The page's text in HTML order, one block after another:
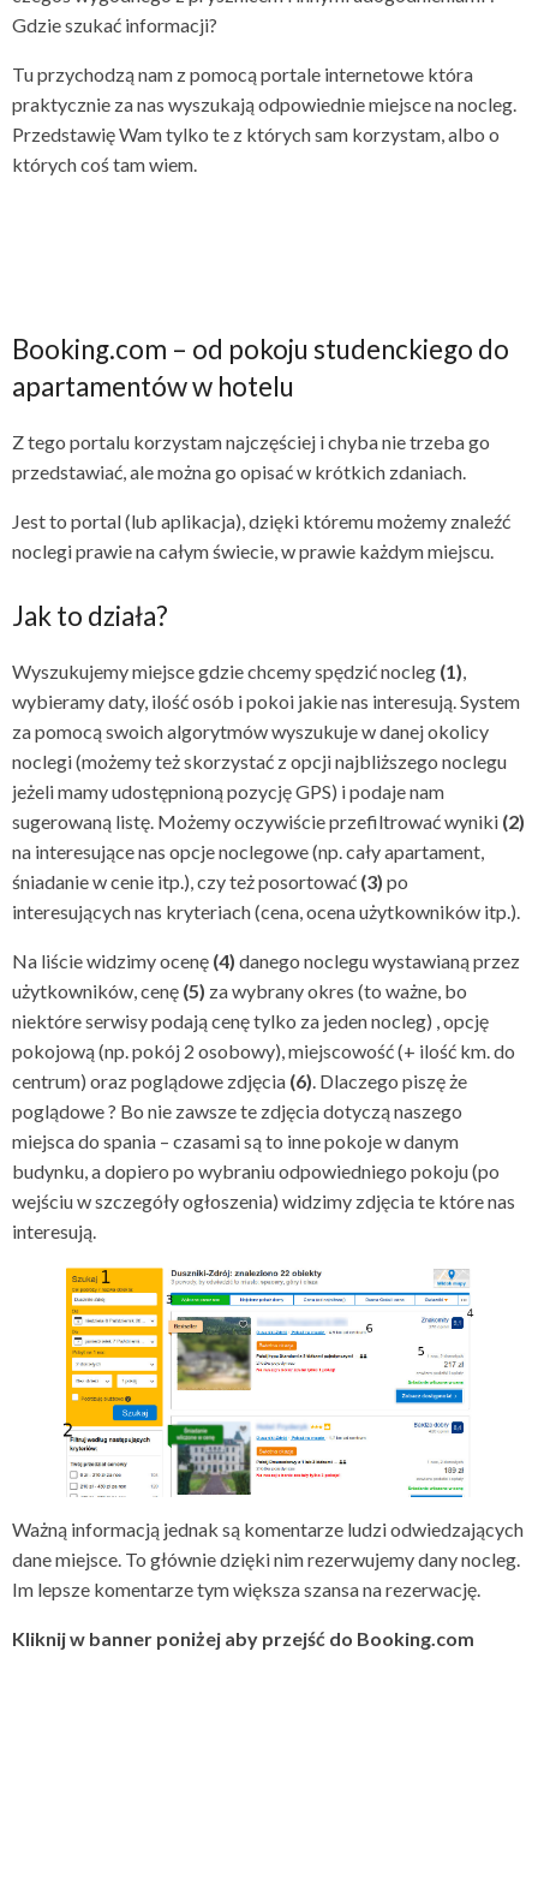
Gdzie szukać informacji?
Tu przychodzą nam z pomocą portale internetowe która
praktycznie za nas wyszukają odpowiednie miejsce na nocleg.
Przedstawię Wam tylko te z których sam korzystam, albo o
których coś tam wiem.
Booking.com – od pokoju studenckiego do
apartamentów w hotelu
Z tego portalu korzystam najczęściej i chyba nie trzeba go
przedstawiać, ale można go opisać w krótkich zdaniach.
Jest to portal (lub aplikacja), dzięki któremu możemy znaleźć
noclegi prawie na całym świecie, w prawie każdym miejscu.
Jak to działa?
Wyszukujemy miejsce gdzie chcemy spędzić nocleg (1),
wybieramy daty, ilość osób i pokoi jakie nas interesują. System
za pomocą swoich algorytmów wyszukuje w danej okolicy
noclegi (możemy też skorzystać z opcji najbliższego noclegu
jeżeli mamy udostępnioną pozycję GPS) i podaje nam
sugerowaną listę. Możemy oczywiście przefiltrować wyniki (2)
na interesujące nas opcje noclegowe (np. cały apartament,
śniadanie w cenie itp.), czy też posortować (3) po
interesujących nas kryteriach (cena, ocena użytkowników itp.).
Na liście widzimy ocenę (4) danego noclegu wystawianą przez
użytkowników, cenę (5) za wybrany okres (to ważne, bo
niektóre serwisy podają cenę tylko za jeden nocleg) , opcję
pokojową (np. pokój 2 osobowy), miejscowość (+ ilość km. do
centrum) oraz poglądowe zdjęcia (6). Dlaczego piszę że
poglądowe ? Bo nie zawsze te zdjęcia dotyczą naszego
miejsca do spania – czasami są to inne pokoje w danym
budynku, a dopiero po wybraniu odpowiedniego pokoju (po
wejściu w szczegóły ogłoszenia) widzimy zdjęcia te które nas
interesują.
Ważną informacją jednak są komentarze ludzi odwiedzających
dane miejsce. To głównie dzięki nim rezerwujemy dany nocleg.
Im lepsze komentarze tym większa szansa na rezerwację.
Kliknij w banner poniżej aby przejść do Booking.com